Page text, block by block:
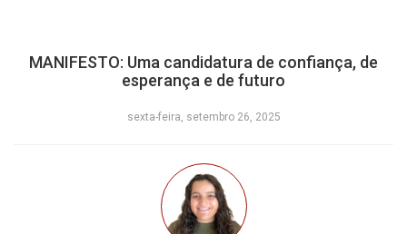
MANIFESTO: Uma candidatura de confiança, de
esperança e de futuro
sexta-feira, setembro 26, 2025